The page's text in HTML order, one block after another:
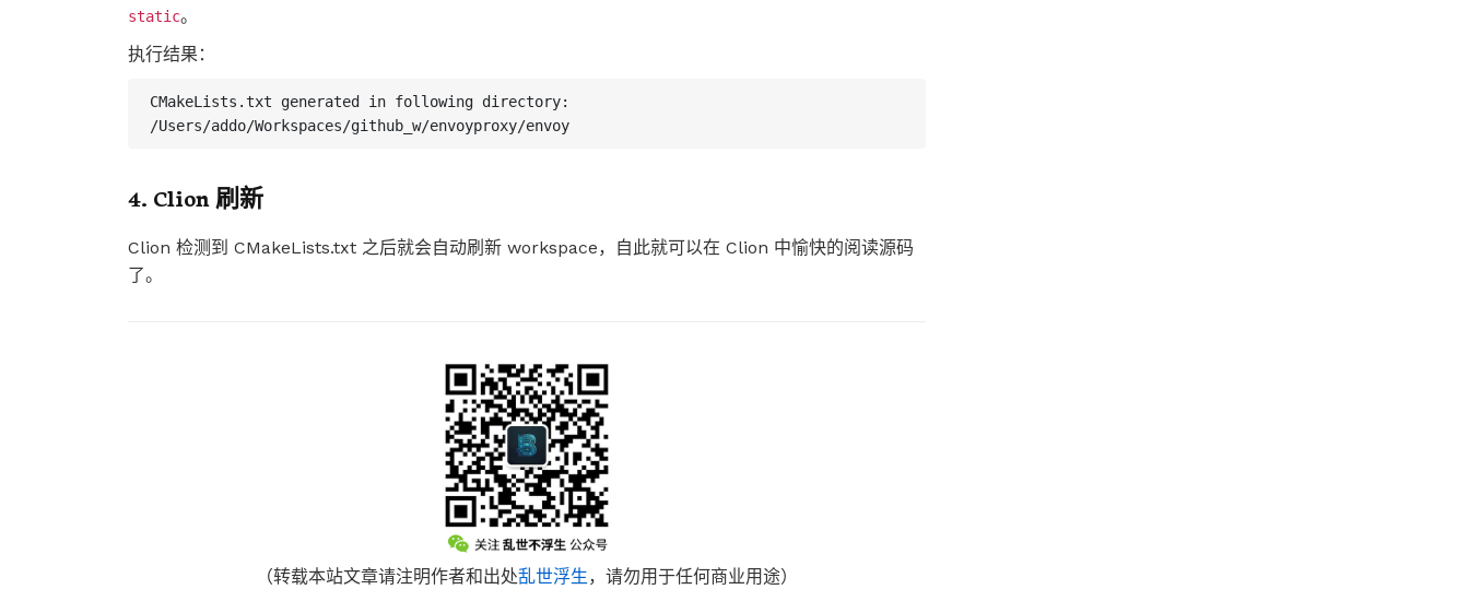
static。
执行结果：
4. Clion 刷新
Clion 检测到 CMakeLists.txt 之后就会自动刷新 workspace，自此就可以在 Clion 中愉快的阅读源码
了。
（转载本站文章请注明作者和出处乱世浮生，请勿用于任何商业用途）